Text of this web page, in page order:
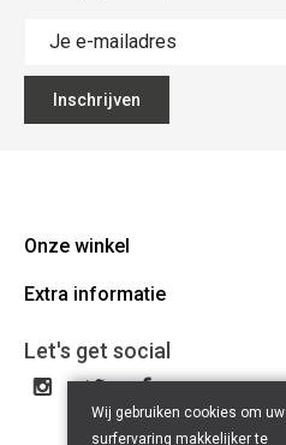
Inschrijven
Onze winkel
Lippenslaan 12
Route
Tel: +32 50 62 83 43
BE 0464.125.105
Extra informatie
Algemene Voorwaarden
Privacy Policy
Let's get social
Wij gebruiken cookies om uw
surfervaring makkelijker te